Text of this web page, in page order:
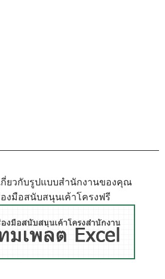
ยวกับรูปแบบสำนักงานของคุณ
งมือสนับสนุนเค้าโครงฟรี